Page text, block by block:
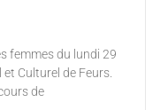
femmes du lundi 29
Culturel de Feurs.
de